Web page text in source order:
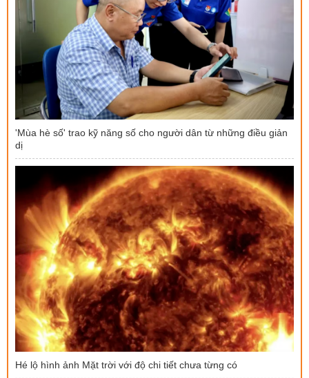
'Mùa hè số' trao kỹ năng số cho người dân từ những điều giản
dị
Hé lộ hình ảnh Mặt trời với độ chi tiết chưa từng có